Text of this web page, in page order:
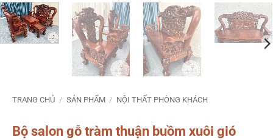
TRANG CHỦ / SẢN PHẨM / NỘI THẤT PHÒNG KHÁCH
Bộ salon gỗ tràm thuận buồm xuôi gió